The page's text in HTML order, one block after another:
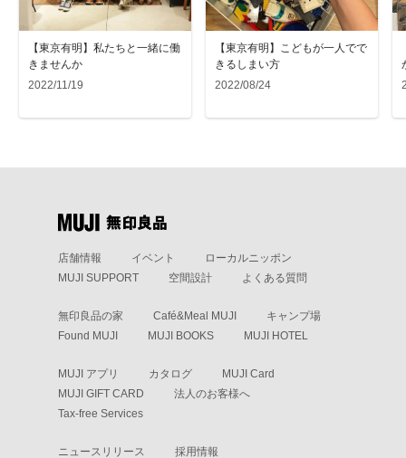
【東京有明】私たちと一緒に働
きませんか
2022/11/19
【東京有明】こどもが一人でで
きるしまい方
2022/08/24
店舗情報 イベント
ローカルニッポン
MUJI SUPPORT
空間設計 よくある質問
無印良品の家 Café&Meal MUJI
キャンプ場
Found MUJI
MUJI BOOKS MUJI HOTEL
MUJI アプリ カタログ
MUJI Card
MUJI GIFT CARD
法人のお客様へ
Tax-free Services
ニュースリリース 採用情報